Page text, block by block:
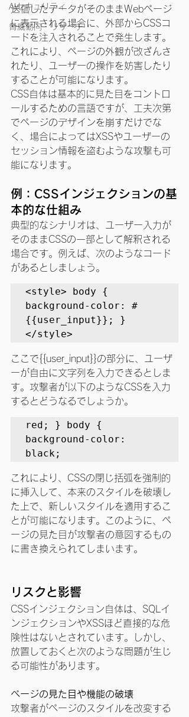
AIセキュリティ
脅威動向・リサーチ
送信したデータがそのままWebページ
に表示される場合に、外部からCSSコ
ードを注入されることで発生します。
これにより、ページの外観が改ざんさ
れたり、ユーザーの操作を妨害したり
することが可能になります。
CSS自体は基本的に見た目をコントロ
ールするための言語ですが、工夫次第
でページのデザインを崩すだけでな
く、場合によってはXSSやユーザーの
セッション情報を盗むような攻撃も可
能になります。
例：CSSインジェクションの基
本的な仕組み
典型的なシナリオは、ユーザー入力が
そのままCSSの一部として解釈される
場合です。例えば、次のようなコード
があるとしましょう。
<style> body {
background-color: #
{{user_input}}; }
</style>
ここで{{user_input}}の部分に、ユーザ
ーが自由に文字列を入力できるとしま
す。攻撃者が以下のようなCSSを入力
するとどうなるでしょうか。
red; } body {
background-color:
black;
これにより、CSSの閉じ括弧を強制的
に挿入して、本来のスタイルを破壊し
た上で、新しいスタイルを適用するこ
とが可能になります。このように、ペ
ージの見た目が攻撃者の意図するもの
に書き換えられてしまいます。
リスクと影響
CSSインジェクション自体は、SQLイ
ンジェクションやXSSほど直接的な危
険性はないとされています。しかし、
放置しておくと次のような問題が生じ
る可能性があります。
ページの見た目や機能の破壊
攻撃者がページのスタイルを改変する